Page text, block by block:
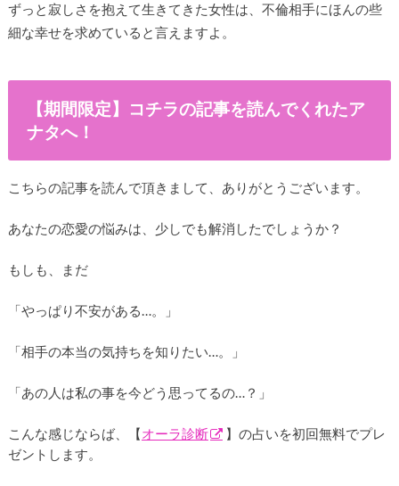
ずっと寂しさを抱えて生きてきた女性は、不倫相手にほんの些
細な幸せを求めていると言えますよ。
【期間限定】コチラの記事を読んでくれたア
ナタへ！
こちらの記事を読んで頂きまして、ありがとうございます。
あなたの恋愛の悩みは、少しでも解消したでしょうか？
もしも、まだ
「やっぱり不安がある…。」
「相手の本当の気持ちを知りたい…。」
「あの人は私の事を今どう思ってるの…？」
こんな感じならば、【オーラ診断
】の占いを初回無料でプレ
ゼントします。